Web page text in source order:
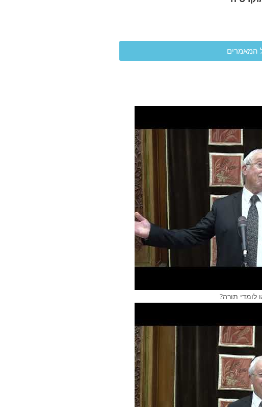
המאמרים
לומדי תורה?